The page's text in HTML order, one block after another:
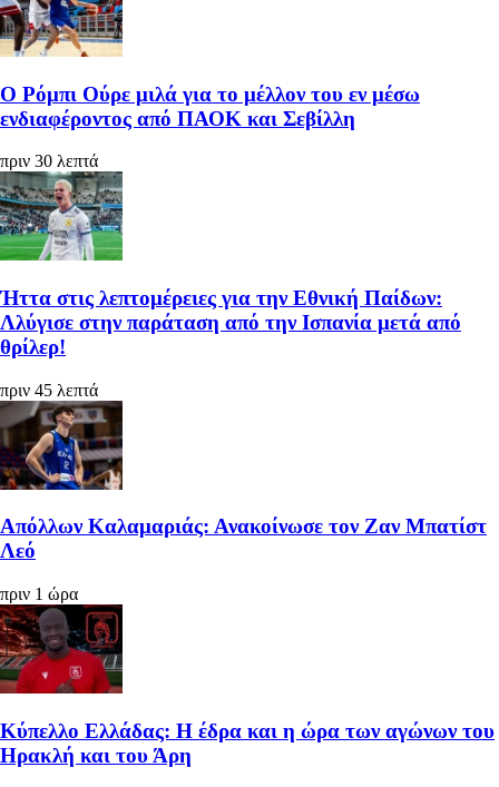
Ο Ρόμπι Ούρε μιλά για το μέλλον του εν μέσω
ενδιαφέροντος από ΠΑΟΚ και Σεβίλλη
πριν 30 λεπτά
Ήττα στις λεπτομέρειες για την Εθνική Παίδων:
Λλύγισε στην παράταση από την Ισπανία μετά από
θρίλερ!
πριν 45 λεπτά
Απόλλων Καλαμαριάς: Ανακοίνωσε τον Ζαν Μπατίστ
Λεό
πριν 1 ώρα
Κύπελλο Ελλάδας: Η έδρα και η ώρα των αγώνων του
Ηρακλή και του Άρη